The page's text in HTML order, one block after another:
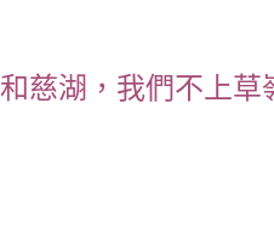
慈湖，我們不上